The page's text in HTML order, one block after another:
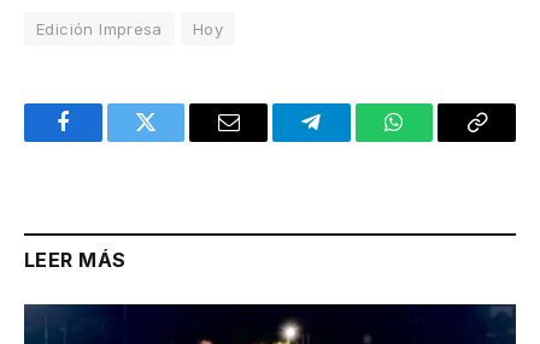
Edición Impresa Hoy
FacebookTwitter Email TelegramWhatsAppCopy
LEER MÁS